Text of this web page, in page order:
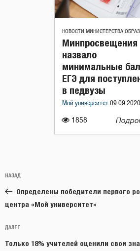
НОВОСТИ МИНИСТЕРСТВА
1858
Минпросвещения
назвало
минимальные
ЕГЭ для
в педвузы
Мой университет
по
записям
Предыдущая
запись:
НАЗАД
Определены победители первого
центра «Мой университет»
Следующая
запись
ДАЛЕЕ
Только 18% учителей оценили свои